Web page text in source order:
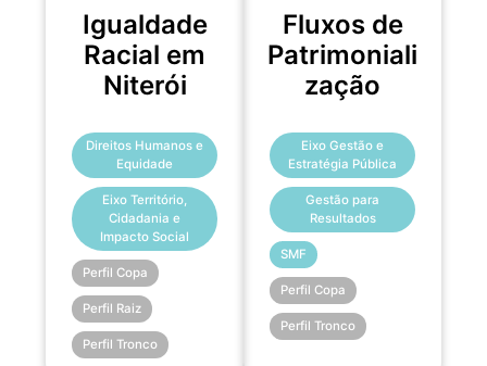
Igualdade
Racial em
Niterói
Direitos Humanos e
Equidade
Eixo Território,
Cidadania e
Impacto Social
Perfil Copa
Perfil Raiz
Perfil Tronco
Fluxos de
Patrimoniali
zação
Eixo Gestão e
Estratégia Pública
Gestão para
Resultados
SMF
Perfil Copa
Perfil Tronco